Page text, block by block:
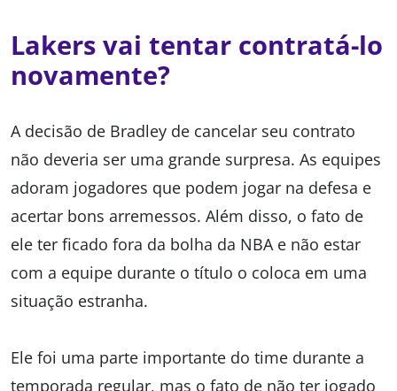
Lakers vai tentar contratá-lo
novamente?
A decisão de Bradley de cancelar seu contrato
não deveria ser uma grande surpresa. As equipes
adoram jogadores que podem jogar na defesa e
acertar bons arremessos. Além disso, o fato de
ele ter ficado fora da bolha da NBA e não estar
com a equipe durante o título o coloca em uma
situação estranha.
Ele foi uma parte importante do time durante a
temporada regular, mas o fato de não ter jogado